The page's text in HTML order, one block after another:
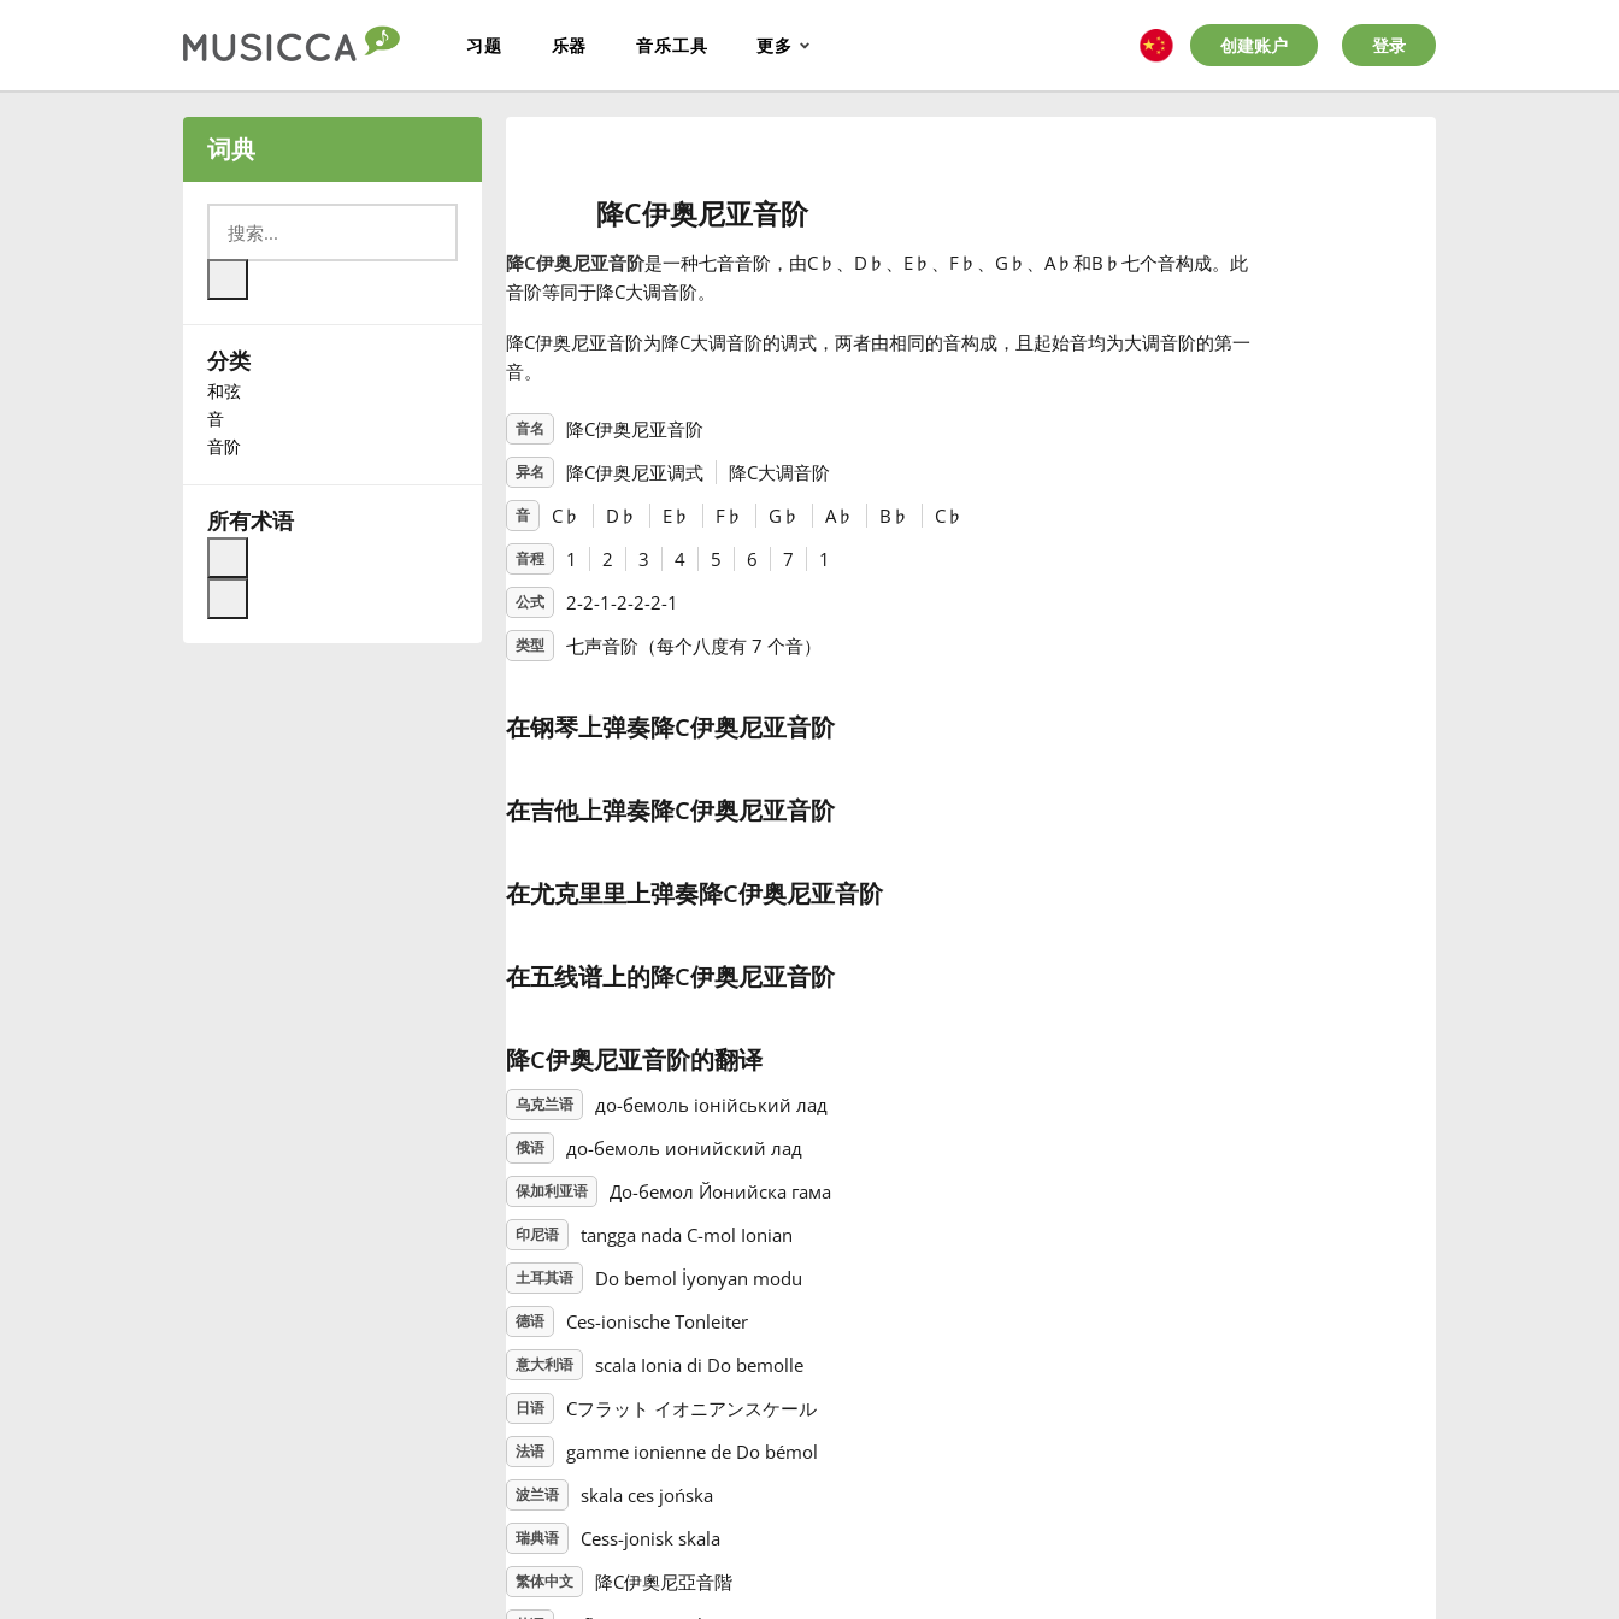
习题 乐器 音乐工具 更多
Български
Deutsch
Español
Français
创建账户 登录
词典
分类
和弦
音
音阶
所有术语
降C伊奥尼亚音阶
降C伊奥尼亚音阶是一种七音音阶，由C♭ 、D ♭ 、E♭ 、F♭ 、G ♭ 、A♭ 和B ♭ 七个音构成。此
音阶等同于降C大调音阶。
降C伊奥尼亚音阶为降C大调音阶的调式，两者由相同的音构成，且起始音均为大调音阶的第一
音。
音名 降C伊奥尼亚音阶
异名 降C伊奥尼亚调式 降C大调音阶
音 C♭ D ♭ E♭ F♭ G ♭ A♭ B ♭ C♭
音程 1 2 3 4 5 6 7 1
公式 2-2-1-2-2-2-1
类型 七声音阶（每个八度有 7 个音）
在钢琴上弹奏降C伊奥尼亚音阶
在吉他上弹奏降C伊奥尼亚音阶
在尤克里里上弹奏降C伊奥尼亚音阶
在五线谱上的降C伊奥尼亚音阶
降C伊奥尼亚音阶的翻译
乌克兰语 до-бемоль іонійський лад
俄语 до-бемоль ионийский лад
保加利亚语 До-бемол Йонийска гама
印尼语 tangga nada C-mol Ionian
土耳其语 Do bemol İyonyan modu
德语 Ces-ionische Tonleiter
意大利语 scala Ionia di Do bemolle
日语 Cフラット イオニアンスケール
法语 gamme ionienne de Do bémol
波兰语 skala ces jońska
瑞典语 Cess-jonisk skala
繁体中文 降C伊奧尼亞音階